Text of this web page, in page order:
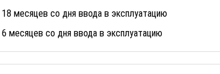
18 месяцев со дня ввода в эксплуатацию
6 месяцев со дня ввода в эксплуатацию